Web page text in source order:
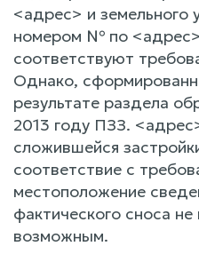
<адрес> и земельного
номером № по
соответствуют
Однако,
результате раздела
2013 году ПЗЗ.
сложившейся
соответствие с
местоположение
фактического сноса
возможным.